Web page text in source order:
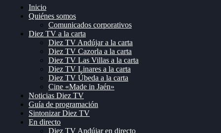
Inicio
Quiénes somos
Comunicados corporativos
Diez TV a la carta
Diez TV Andújar a la carta
Diez TV Cazorla a la carta
Diez TV Las Villas a la carta
Diez TV Linares a la carta
Diez TV Úbeda a la carta
Cine «Made in Jaén»
Noticias Diez TV
Guía de programación
Sintonizar Diez TV
En directo
Diez TV Andújar en directo